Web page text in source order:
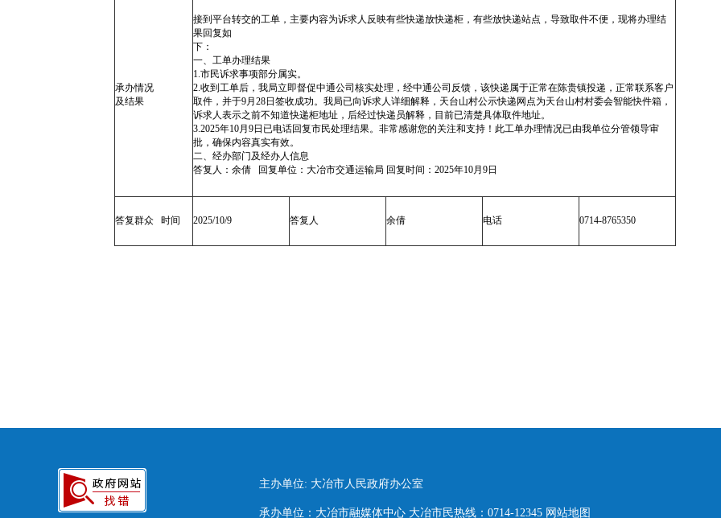
承办情况
及结果
接到平台转交的工单，主要内容为诉求人反映有些快递放快递柜，有些放快递站点，导致取件不便，现将办理结
果回复如
下：
一、工单办理结果
1.市民诉求事项部分属实。
2.收到工单后，我局立即督促中通公司核实处理，经中通公司反馈，该快递属于正常在陈贵镇投递，正常联系客户
取件，并于9月28日签收成功。我局已向诉求人详细解释，天台山村公示快递网点为天台山村村委会智能快件箱，
诉求人表示之前不知道快递柜地址，后经过快递员解释，目前已清楚具体取件地址。
3.2025年10月9日已电话回复市民处理结果。非常感谢您的关注和支持！此工单办理情况已由我单位分管领导审
批，确保内容真实有效。
二、经办部门及经办人信息
答复人：余倩 回复单位：大冶市交通运输局 回复时间：2025年10月9日
答复群众 时间 2025/10/9 答复人 余倩 电话 0714-8765350
主办单位: 大冶市人民政府办公室
承办单位：大冶市融媒体中心 大冶市民热线：0714-12345 网站地图